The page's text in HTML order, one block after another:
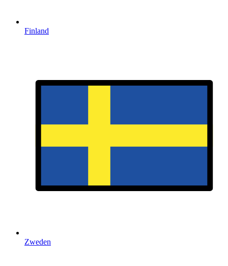
Finland
Zweden